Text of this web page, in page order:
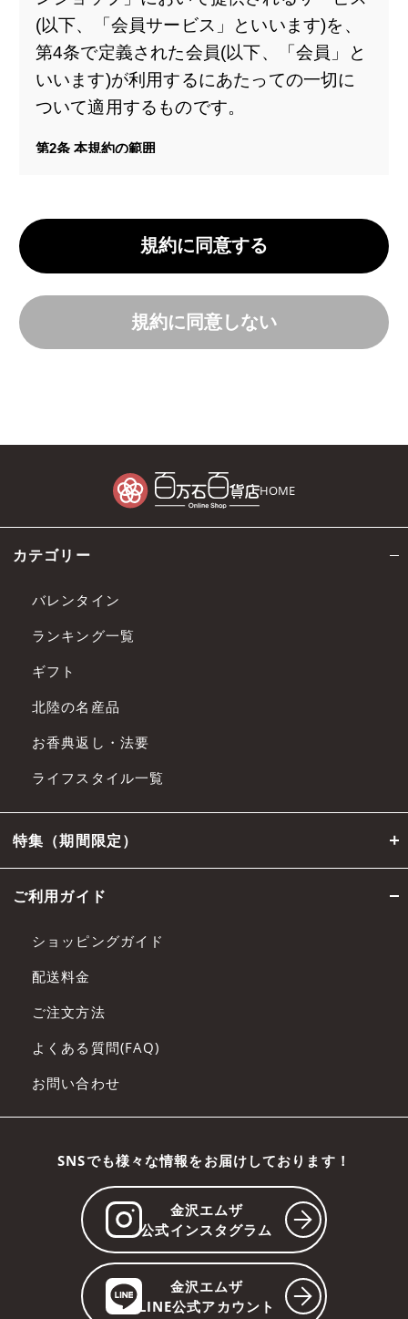
(以下、「会員サービス」といいます)を、
第4条で定義された会員(以下、「会員」と
いいます)が利用するにあたっての一切に
ついて適用するものです。
第2条 本規約の範囲
のお届けについて」等の会員サービスに関
等」といいます)、及び今後追加する諸規
定等も、名目の如何にかかわらず、「百万
石百貨店オンラインサービス 会員規約」を
第3条 本規約の変更
本規約の各条項その他の条件は、法令改
正、社会経済情勢の変化、その他相当の事
方法で周知することにより、変更できるも
のとします。
前項の変更は、公表等の際に定める適用開
会員サービスへの入会申し込みを行い、当
会員は、会員サービスへの入会申し込みを
行った時点で、本規約の内容を承諾してい
だいたうえで、当社が別途指定する手続き
諾した時点で会員になるものとします。
第6条 会員サービスの利用
会員は、本規約の本文および諸規定等に従
い、会員サービスを利用するものとしま
会員は、当社より付与された自己のID及び
規約に同意しない
規約に同意する
HOME
カテゴリー
バレンタイン
ランキング一覧
ギフト
北陸の名産品
お香典返し・法要
ライフスタイル一覧
特集（期間限定）
ご利用ガイド
ショッピングガイド
配送料金
ご注文方法
よくある質問(FAQ)
お問い合わせ
SNSでも様々な情報をお届けしております！
金沢エムザ
公式インスタグラム
金沢エムザ
LINE公式アカウント